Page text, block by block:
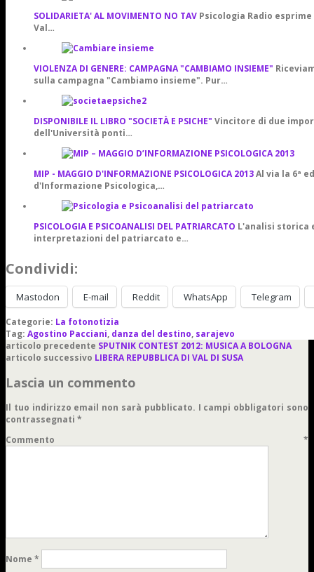
SOLIDARIETA' AL MOVIMENTO NO TAV Psicologia Radio
Val…
VIOLENZA DI GENERE: CAMPAGNA "CAMBIAMO INSIEME"
sulla campagna "Cambiamo insieme". Pur…
DISPONIBILE IL LIBRO "SOCIETÀ E PSICHE" Vincitore di due
dell'Università ponti…
MIP - MAGGIO D'INFORMAZIONE PSICOLOGICA 2013Al via la 6ª
d'Informazione Psicologica,…
PSICOLOGIA E PSICOANALISI DEL PATRIARCATO L'analisi storica
interpretazioni del patriarcato e…
Condividi:
Mastodon E-mail Reddit WhatsApp Telegram
Categorie: La fotonotizia
Tag: Agostino Pacciani, danza del destino, sarajevo
articolo precedente SPUTNIK CONTEST 2012: MUSICA A BOLOGNA
articolo successivo LIBERA REPUBBLICA DI VAL DI SUSA
Lascia un commento
Il tuo indirizzo email non sarà pubblicato. I campi obbligatori sono
contrassegnati *
Commento *
Nome *